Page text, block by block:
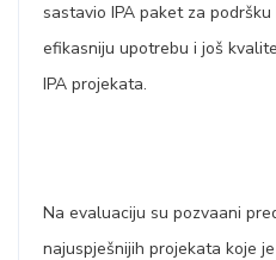
sastavio IPA paket za
efikasniju upotrebu i još
IPA projekata.
Na evaluaciju su pozvaani
najuspješnijih projekata koje